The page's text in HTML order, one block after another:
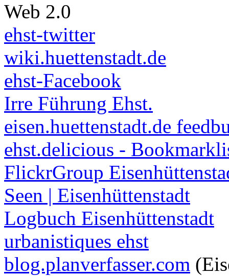
Web 2.0
ehst-twitter
wiki.huettenstadt.de
ehst-Facebook
Irre Führung Ehst.
eisen.huettenstadt.de
ehst.delicious -
FlickrGroup
Seen | Eisenhüttenstadt
Logbuch Eisenhüttenstadt
urbanistiques ehst
blog.planverfasser.com